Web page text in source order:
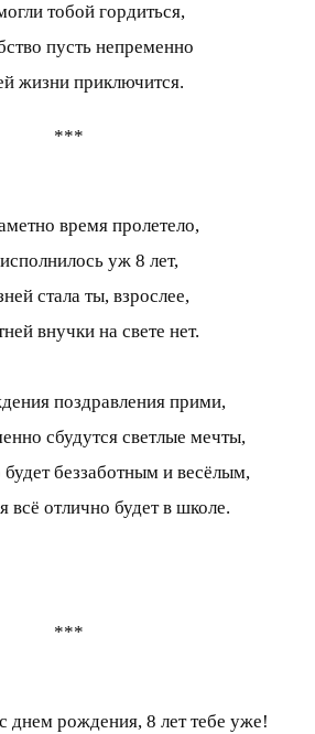
тобой гордиться,
пусть непременно
жизни приключится.
***
время пролетело,
уж 8 лет,
стала ты, взрослее,
внучки на свете нет.
поздравления прими,
сбудутся светлые мечты,
будет беззаботным и весёлым,
всё отлично будет в школе.
***
днем рождения, 8 лет тебе уже!